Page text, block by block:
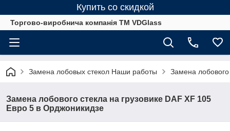
Купить со скидкой
Торгово-виробнича компанія ТМ VDGlass
Замена лобовых стекол Наши работы Замена
Замена лобового стекла на грузовике DAF XF 105
Евро 5 в Орджоникидзе